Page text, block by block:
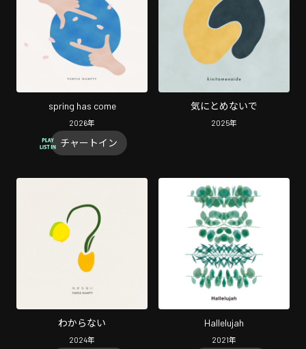
spring has come
2026年
チャートイン
気にとめないで
2025年
わからない
2024年
Hallelujah
2021年